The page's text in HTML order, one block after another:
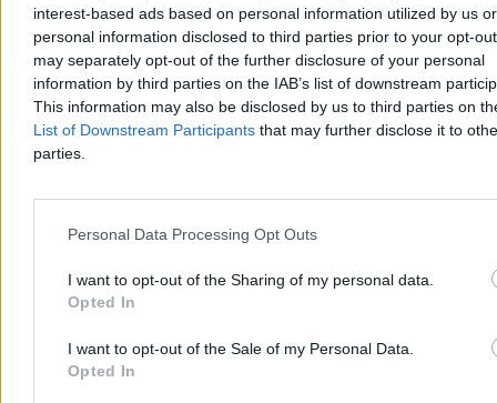
interest-based ads based on personal information utilized by us or
personal information disclosed to third parties prior to your opt-
may separately opt-out of the further disclosure of your personal
information by third parties on the IAB’s list of downstream
This information may also be disclosed by us to third parties on
List of Downstream Participants that may further disclose it to
parties.
Personal Data Processing Opt Outs
I want to opt-out of the Sharing of my personal data.
Opted In
I want to opt-out of the Sale of my Personal Data.
Opted In
Kaczyński o protestujących na miesięcznicy.
„Przyjdzie dzień zwycięstwa i ukarania”
Okrzyki protestujących towarzyszyły miesięcznicy smoleńskiej na
zareagował na demonstrację, mówiąc o „putinowskiej
że po zmianie władzy przyjdzie czas na rozliczenia. – Przyjdzie
Bartosz Michalski
Dzisiaj 11:34